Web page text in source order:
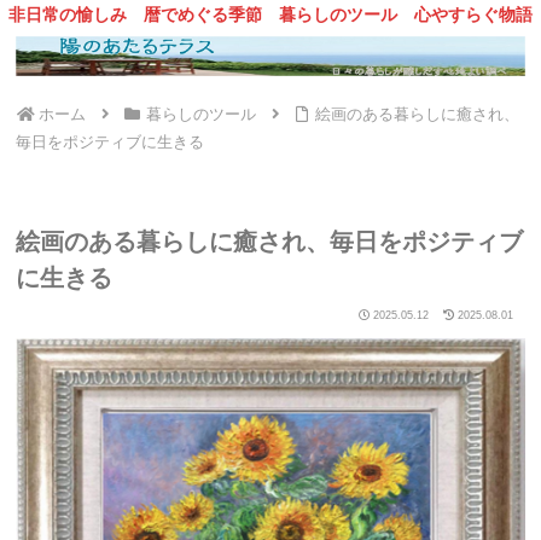
非日常の愉しみ 暦でめぐる季節 暮らしのツール 心やすらぐ物語
ホーム 暮らしのツール
絵画のある暮らしに癒され、
毎日をポジティブに生きる
絵画のある暮らしに癒され、毎日をポジティブ
に生きる
2025.05.12 2025.08.01